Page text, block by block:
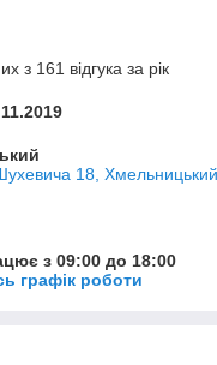
з 161 відгука за рік
18,
з 09:00 до 18:00
графік роботи